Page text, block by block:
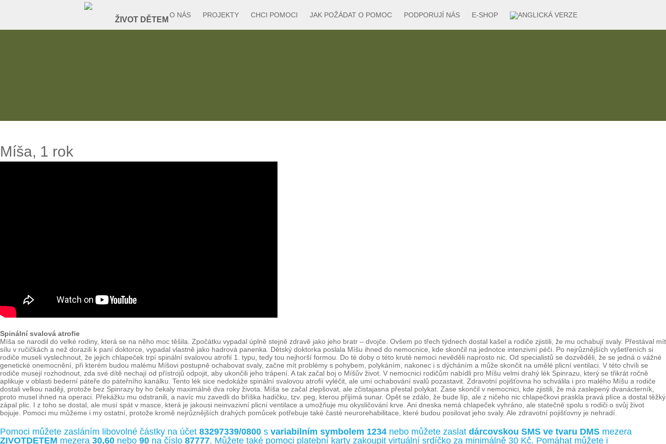
E-SHOP
PODPORUJÍ NÁS
JAK POŽÁDAT O POMOC
CHCI POMOCI
PROJEKTY
O NÁS
Míša, 1 rok
Spinální svalová atrofie
Míša se narodil do velké rodiny, která se na něho moc těšila. Zpočátku vypadal úplně stejně zdravě jako jeho bratr – dvojče. Ovšem po třech týdnech dostal kašel a rodiče zjistili, že mu ochabují svaly. Přestával mít
sílu v ručičkách a než dorazili k paní doktorce, vypadal vlastně jako hadrová panenka. Dětský doktorka poslala Míšu ihned do nemocnice, kde skončil na jednotce intenzivní péči. Po nejrůznějších vyšetřeních si
rodiče museli vyslechnout, že jejich chlapeček trpí spinální svalovou atrofií 1. typu, tedy tou nejhorší formou. Do té doby o této kruté nemoci nevěděli naprosto nic. Od specialistů se dozvěděli, že se jedná o vážné
genetické onemocnění, při kterém budou malému Míšovi postupně ochabovat svaly, začne mít problémy s pohybem, polykáním, nakonec i s dýcháním a může skončit na umělé plicní ventilaci. V této chvíli se
rodiče musejí rozhodnout, zda své dítě nechají od přístrojů odpojit, aby ukončili jeho trápení. A tak začal boj o Míšův život. V nemocnici rodičům nabídli pro Míšu velmi drahý lék Spinrazu, který se třikrát ročně
aplikuje v oblasti bederní páteře do páteřního kanálku. Tento lék sice nedokáže spinální svalovou atrofií vyléčit, ale umí ochabování svalů pozastavit. Zdravotní pojišťovna ho schválila i pro malého Míšu a rodiče
dostali velkou naději, protože bez Spinrazy by ho čekaly maximálně dva roky života. Míša se začal zlepšovat, ale zčistajasna přestal polykat. Zase skončil v nemocnici, kde zjistili, že má zaslepený dvanácterník,
proto musel ihned na operaci. Překážku mu odstranili, a navíc mu zavedli do bříška hadičku, tzv. peg, kterou přijímá sunar. Opět se zdálo, že bude líp, ale z ničeho nic chlapečkovi praskla pravá plíce a dostal těžký
zápal plic. I z toho se dostal, ale musí spát v masce, která je jakousi neinvazivní plicní ventilace a umožňuje mu okysličování krve. Ani dneska nemá chlapeček vyhráno, ale statečně spolu s rodiči o svůj život
bojuje. Pomoci mu můžeme i my ostatní, protože kromě nejrůznějších drahých pomůcek potřebuje také časté neurorehabilitace, které budou posilovat jeho svaly. Ale zdravotní pojišťovny je nehradí.
Pomoci můžete zasláním libovolné částky na účet 83297339/0800 s variabilním symbolem 1234 nebo můžete zaslat dárcovskou SMS ve tvaru DMS mezera
ZIVOTDETEM mezera 30,60 nebo 90 na číslo 87777. Můžete také pomoci platební karty zakoupit virtuální srdíčko za minimálně 30 Kč. Pomáhat můžete i